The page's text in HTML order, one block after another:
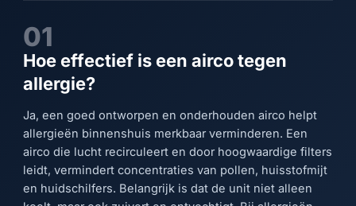
01
Hoe effectief is een airco tegen
allergie?
Ja, een goed ontworpen en onderhouden airco helpt
allergieën binnenshuis merkbaar verminderen. Een
airco die lucht recirculeert en door hoogwaardige filters
leidt, vermindert concentraties van pollen, huisstofmijt
en huidschilfers. Belangrijk is dat de unit niet alleen